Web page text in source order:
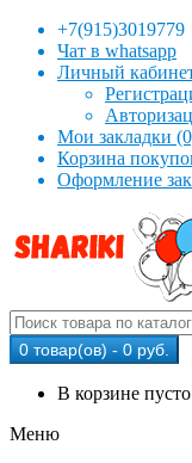
+7(915)3019779
Чат в whatsapp
Личный
Мои закладки
Корзина
Оформление
0 товар(ов) - 0 руб.
В корзине
Меню